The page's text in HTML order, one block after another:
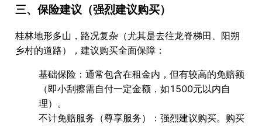
三、保险建议（强烈建议购买）
桂林地形多山，路况复杂（尤其是去往龙脊梯田 、 阳朔
乡村的道路），建议购买全面保障：
基础保险 ：通常包含在租金内，但有较高的免赔额
（即小刮擦需自付一定金额，如1500元以内自
理）。
不计免赔服务（尊享服务）
：强烈建议购买。购买